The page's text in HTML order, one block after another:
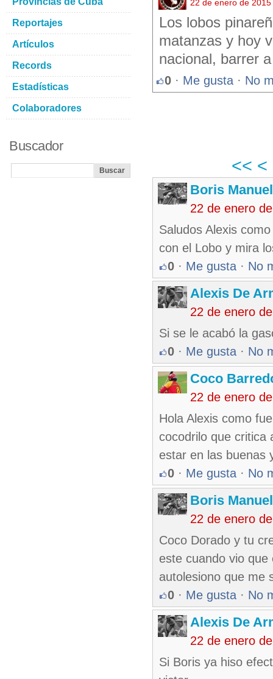
22 de enero de
Los lobos
matanzas y hoy
nacional, barrer
0 · Me gusta · No
<< <
Boris
22 de enero
Saludos Alexis
con el Lobo y mira
0 · Me gusta · No
Alexis De
22 de enero
Si se le acabó la
0 · Me gusta · No
Coco
22 de enero
Hola Alexis como
cocodrilo que critica
estar en las buenas
0 · Me gusta · No
Boris
22 de enero
Coco Dorado y tu
este cuando vio
autolesiono que me
0 · Me gusta · No
Alexis De
22 de enero
Si Boris ya hiso
Reportajes
Artículos
Records
Estadísticas
Colaboradores
Buscador